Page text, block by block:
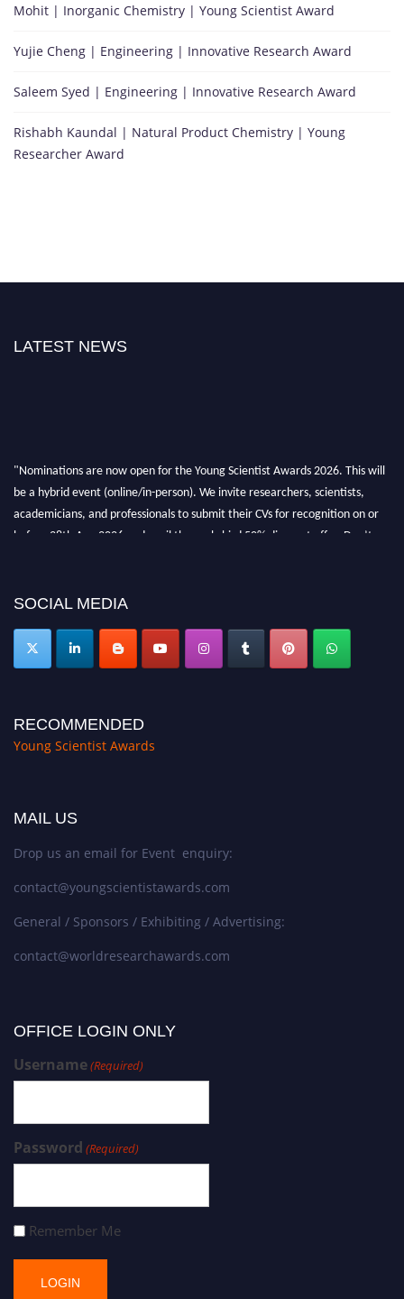
Mohit | Inorganic Chemistry | Young Scientist Award
Yujie Cheng | Engineering | Innovative Research Award
Saleem Syed | Engineering | Innovative Research Award
Rishabh Kaundal | Natural Product Chemistry | Young
Researcher Award
LATEST NEWS
"Nominations are now open for the Young Scientist Awards 2026. This will
be a hybrid event (online/in-person). We invite researchers, scientists,
academicians, and professionals to submit their CVs for recognition on or
before 28th Aug 2026 and avail the early bird 50% discount offer. Don’t
SOCIAL MEDIA
RECOMMENDED
Young Scientist Awards
MAIL US
Drop us an email for Event enquiry:
contact@youngscientistawards.com
General / Sponsors / Exhibiting / Advertising:
contact@worldresearchawards.com
OFFICE LOGIN ONLY
Username(Required)
Password (Required)
Remember Me